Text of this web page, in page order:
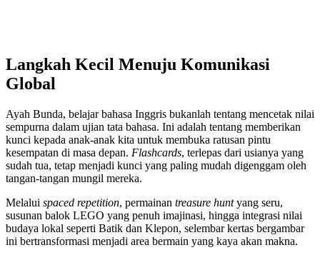
Langkah Kecil Menuju Komunikasi
Global
Ayah Bunda, belajar bahasa Inggris bukanlah tentang mencetak nilai
sempurna dalam ujian tata bahasa. Ini adalah tentang memberikan
kunci kepada anak-anak kita untuk membuka ratusan pintu
kesempatan di masa depan. Flashcards, terlepas dari usianya yang
sudah tua, tetap menjadi kunci yang paling mudah digenggam oleh
tangan-tangan mungil mereka.
Melalui spaced repetition, permainan treasure huntyang seru,
susunan balok LEGO yang penuh imajinasi, hingga integrasi nilai
budaya lokal seperti Batik dan Klepon, selembar kertas bergambar
ini bertransformasi menjadi area bermain yang kaya akan makna.